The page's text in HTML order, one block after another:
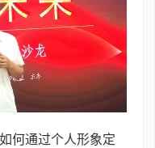
何通过个人形象定